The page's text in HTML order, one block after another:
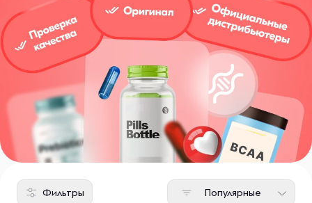
Фильтры Популярные